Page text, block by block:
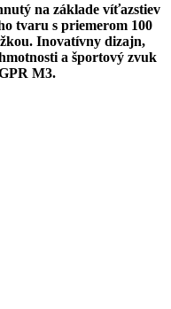
na základe víťazstiev
tvaru s priemerom 100
Inovatívny dizajn,
a športový zvuk
M3.